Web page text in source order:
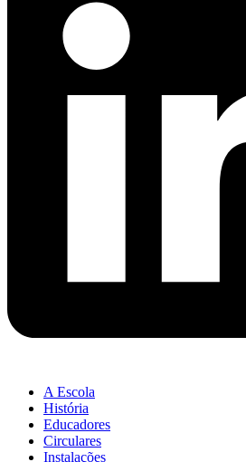
A Escola
História
Educadores
Circulares
Instalações